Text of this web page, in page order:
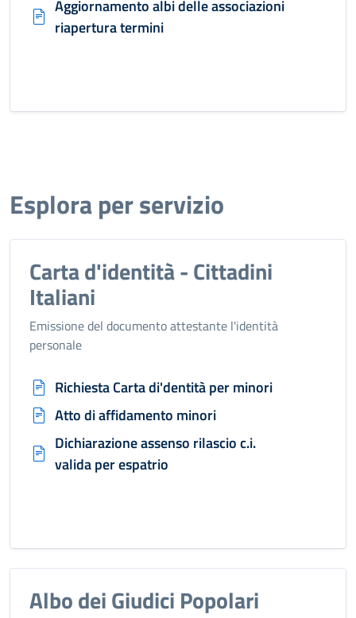
Aggiornamento albi delle associazioni
riapertura termini
Esplora per servizio
Carta d'identità - Cittadini
Italiani
Emissione del documento attestante l'identità
personale
Richiesta Carta di'dentità per minori
Atto di affidamento minori
Dichiarazione assenso rilascio c.i.
valida per espatrio
Albo dei Giudici Popolari